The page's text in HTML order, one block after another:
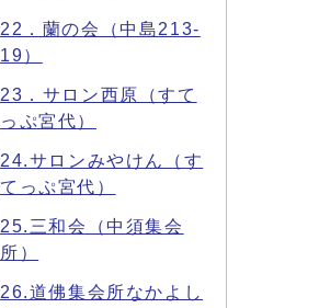
22．蘭の会（中島213-
19）
23．サロン西原（すて
っぷ宮代）
24.サロンみやけん（す
てっぷ宮代）
25.三和会（中須集会
所）
26.道佛集会所なかよし